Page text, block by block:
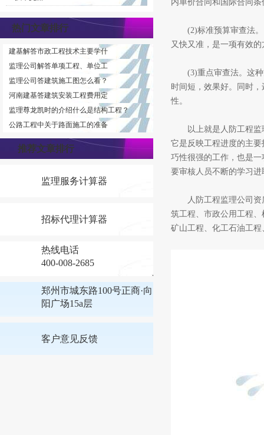
热门文章排行
建基解答市政工程技术主要学什
监理公司解答单项工程、单位工
监理公司答建筑施工图怎么看？
河南建基答建筑安装工程费用定
监理尊龙凯时的介绍什么是结构工程？
公路工程中关于路面施工的准备
推荐文章排行
监理服务计算器
招标代理计算器
热线电话
400-008-2685
郑州市城东路100号正商·向
阳广场15a层
客户意见反馈
内单价合同和国际合同
(2)标准预算审查法。
又快又准，是一项有效的
(3)重点审查法。这种
时间短，效果好。同时
性。
以上就是人防工程监理
它是反映工程进度的主
巧性很强的工作，也是
要审核人员不断的学习
人防工程监理公司资质
筑工程、市政公用工程
矿山工程、化工石油工